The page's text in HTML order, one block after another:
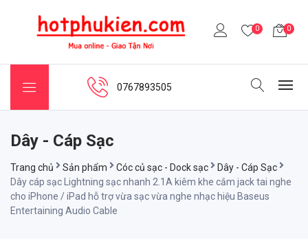
0 0
0767893505
Dây - Cáp Sạc
Trang chủ Sản phẩm Cóc củ sạc - Dock sạc
Dây - Cáp Sạc
Dây cáp sạc Lightning sạc nhanh 2.1A kiêm khe cắm jack tai nghe
cho iPhone / iPad hỗ trợ vừa sạc vừa nghe nhạc hiệu Baseus
Entertaining Audio Cable